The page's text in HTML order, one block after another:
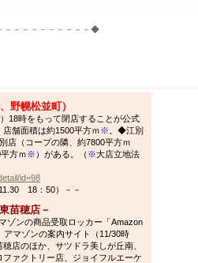
－－－－－－－－－－◆
野幌松並町）
18時をもって閉店することが公式
舗面積は約1500平方ｍ※ 。◆江別
店（コープの隣、約7800平方ｍ
方ｍ※）がある。（※大店立地法
id=98
18：50）－－
苗穂店－
ゾンの商品受取ロッカー「Amazon
マゾンの案内サイト（11/30時
店のほか、サツドラ美しが丘南、
ァクトリー店、ジョイフルエーケ